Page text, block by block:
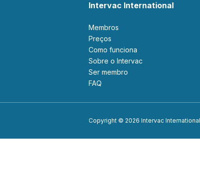
Intervac International
Membros
Preços
Como funciona
Sobre o Intervac
Ser membro
FAQ
Copyright © 2026 Intervac